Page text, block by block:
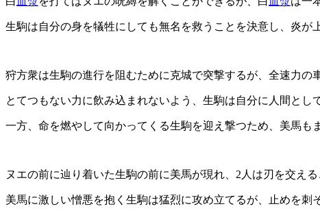
生駒は自分の身を犠牲にしても無名を救うことを決意し、炎が
狩方衆は生駒の進行を阻むために克城で突撃するが、全速力の
とてつもない力に飲み込まれないよう、生駒は自分に人間とし
一方、命を燃やして向かってくる生駒を迎え撃つため、美馬も
ヌエの前に辿り着いた生駒の前に美馬が現れ、2人は刃を交える
美馬に激しい憎悪を抱く生駒は猛烈に攻め立てるが、止めを刺